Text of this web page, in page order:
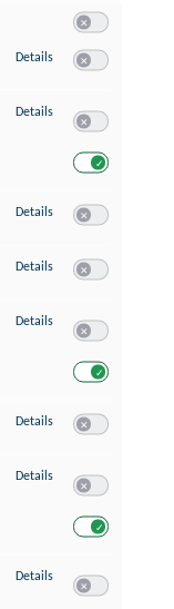
Details zu Speichern von
Details zu Verwendung
Details zu Erstellung von
Details zu Verwendung von
Details zu Messung der
Details zu Messung der
Details zu Analyse von
Details zu Entwicklung und